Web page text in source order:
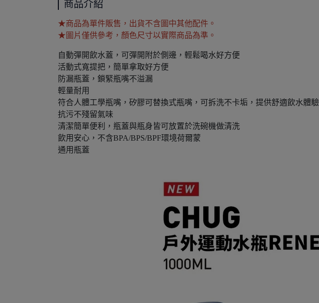
商品介紹
★商品為單件販售，出貨不含圖中其他配件。
★圖片僅供參考，顏色尺寸以實際商品為準。
自動彈開飲水蓋，可彈開附於側邊，輕鬆喝水好方便
活動式寬提把，簡單拿取好方便
防漏瓶蓋，鎖緊瓶嘴不溢漏
輕量耐用
符合人體工學瓶嘴，矽膠可替換式瓶嘴，可拆洗不卡垢，提供舒適飲水體驗
抗污不殘留氣味
清潔簡單便利，瓶蓋與瓶身皆可放置於洗碗機做清洗
飲用安心，不含BPA/BPS/BPF環境荷爾蒙
通用瓶蓋